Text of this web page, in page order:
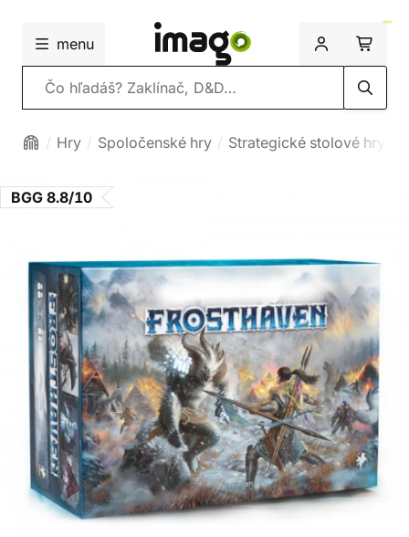
menu
Vyhľadávanie
Hry Spoločenské hry Strategické stolové hry
BGG 8.8/10